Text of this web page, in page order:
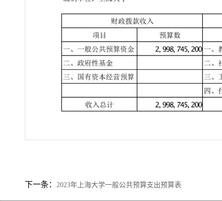
下一条： 2023年上海大学一般公共预算支出预算表